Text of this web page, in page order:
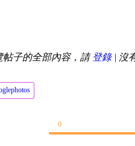
帖子的全部內容，請登錄| 沒
0